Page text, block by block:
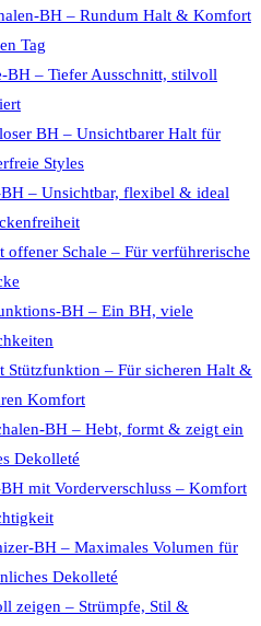
BH – Rundum Halt & Komfort
Tag
BH – Tiefer Ausschnitt, stilvoll
BH – Unsichtbarer Halt für
Styles
– Unsichtbar, flexibel & ideal
offener Schale – Für verführerische
BH – Ein BH, viele
Stützfunktion – Für sicheren Halt &
Komfort
BH – Hebt, formt & zeigt ein
Dekolleté
mit Vorderverschluss – Komfort
BH – Maximales Volumen für
Dekolleté
zeigen – Strümpfe, Stil &